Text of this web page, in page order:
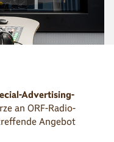
Advertising-
an ORF-Radio-
Angebot